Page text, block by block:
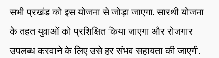
सभी प्रखंड को इस योजना से जोड़ा जाएगा. सारथी योजना
के तहत युवाओं को प्रशिक्षित किया जाएगा और रोजगार
उपलब्ध करवाने के लिए उसे हर संभव सहायता की जाएगी.